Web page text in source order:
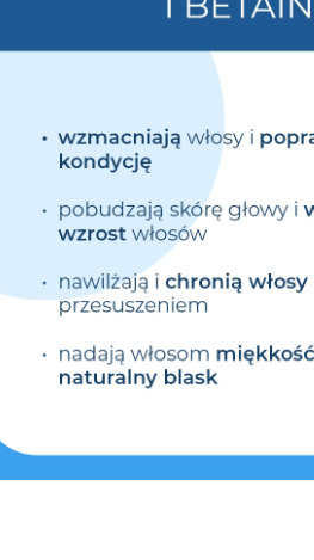
są osłabione i
oraz sprężystość
jeśli szukasz